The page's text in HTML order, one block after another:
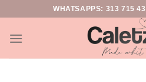
WHATSAPPS: 313 715